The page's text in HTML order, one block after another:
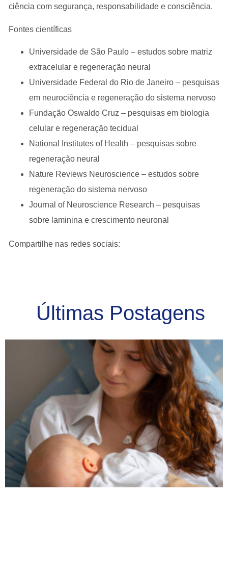
ciência com segurança, responsabilidade e consciência.
Fontes científicas
Universidade de São Paulo – estudos sobre matriz
extracelular e regeneração neural
Universidade Federal do Rio de Janeiro – pesquisas
em neurociência e regeneração do sistema nervoso
Fundação Oswaldo Cruz – pesquisas em biologia
celular e regeneração tecidual
National Institutes of Health – pesquisas sobre
regeneração neural
Nature Reviews Neuroscience – estudos sobre
regeneração do sistema nervoso
Journal of Neuroscience Research – pesquisas
sobre laminina e crescimento neuronal
Compartilhe nas redes sociais:
Últimas Postagens